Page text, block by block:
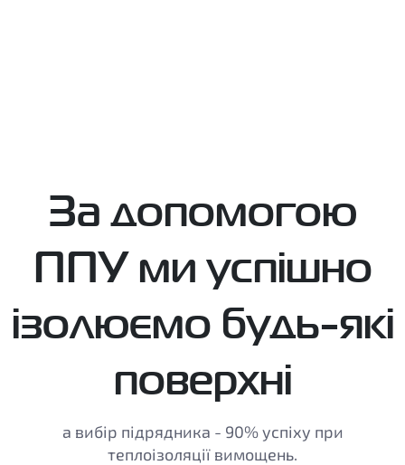
За допомогою
ППУ ми успішно
ізолюємо будь-які
поверхні
а вибір підрядника - 90% успіху при
теплоізоляції вимощень.